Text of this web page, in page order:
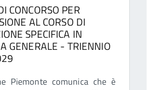
CONCORSO PER
AL CORSO DI
SPECIFICA IN
GENERALE - TRIENNIO
Piemonte comunica che è